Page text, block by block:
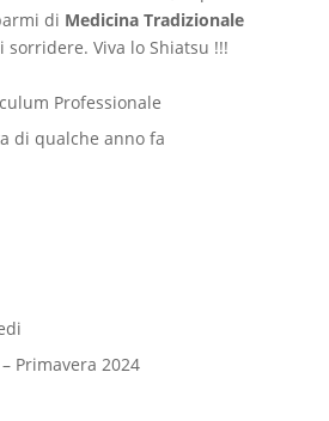
di Medicina Tradizionale
sorridere. Viva lo Shiatsu !!!
Professionale
di qualche anno fa
Primavera 2024